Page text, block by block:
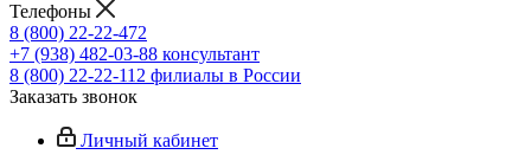
Телефоны
8 (800) 22-22-472
+7 (938) 482-03-88 консультант
8 (800) 22-22-112 филиалы в России
Заказать звонок
Личный кабинет